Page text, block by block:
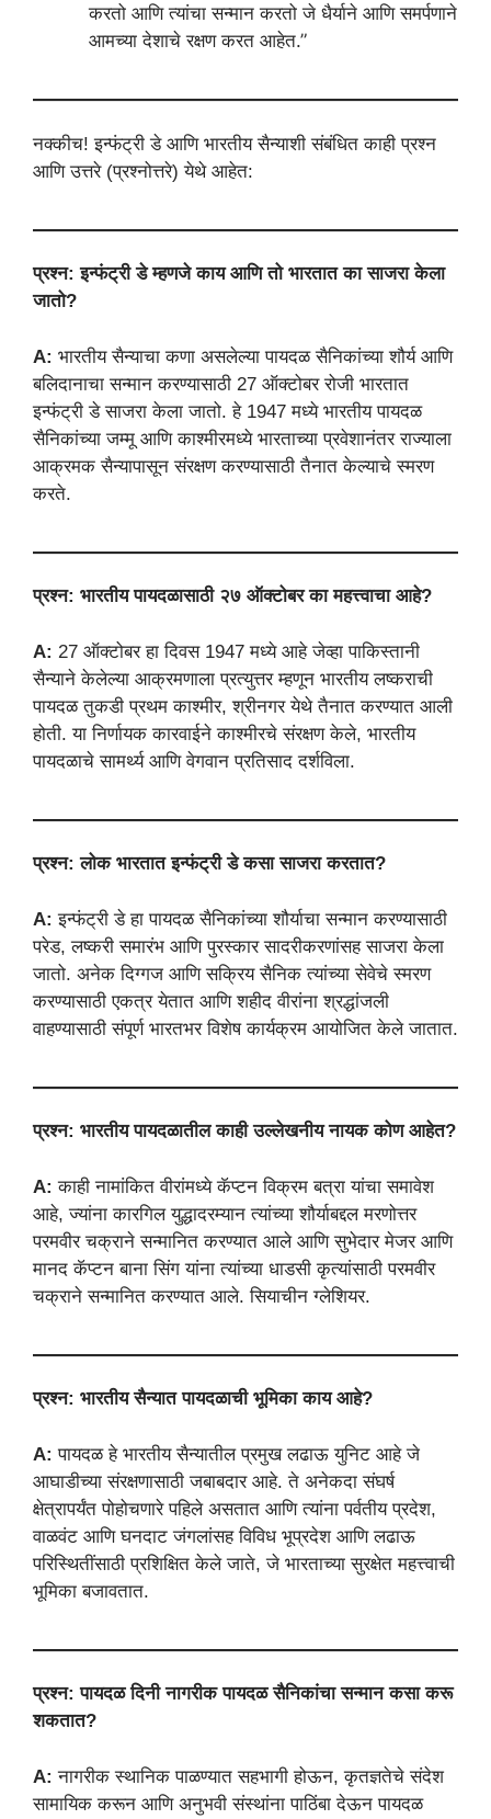
करतो आणि त्यांचा सन्मान करतो जे धैर्याने आणि समर्पणाने
आमच्या देशाचे रक्षण करत आहेत.”
नक्कीच! इन्फंट्री डे आणि भारतीय सैन्याशी संबंधित काही प्रश्न
आणि उत्तरे (प्रश्नोत्तरे) येथे आहेत:
प्रश्न: इन्फंट्री डे म्हणजे काय आणि तो भारतात का साजरा केला
जातो?
A: भारतीय सैन्याचा कणा असलेल्या पायदळ सैनिकांच्या शौर्य आणि
बलिदानाचा सन्मान करण्यासाठी 27 ऑक्टोबर रोजी भारतात
इन्फंट्री डे साजरा केला जातो. हे 1947 मध्ये भारतीय पायदळ
सैनिकांच्या जम्मू आणि काश्मीरमध्ये भारताच्या प्रवेशानंतर राज्याला
आक्रमक सैन्यापासून संरक्षण करण्यासाठी तैनात केल्याचे स्मरण
करते.
प्रश्न: भारतीय पायदळासाठी २७ ऑक्टोबर का महत्त्वाचा आहे?
A: 27 ऑक्टोबर हा दिवस 1947 मध्ये आहे जेव्हा पाकिस्तानी
सैन्याने केलेल्या आक्रमणाला प्रत्युत्तर म्हणून भारतीय लष्कराची
पायदळ तुकडी प्रथम काश्मीर, श्रीनगर येथे तैनात करण्यात आली
होती. या निर्णायक कारवाईने काश्मीरचे संरक्षण केले, भारतीय
पायदळाचे सामर्थ्य आणि वेगवान प्रतिसाद दर्शविला.
प्रश्न: लोक भारतात इन्फंट्री डे कसा साजरा करतात?
A: इन्फंट्री डे हा पायदळ सैनिकांच्या शौर्याचा सन्मान करण्यासाठी
परेड, लष्करी समारंभ आणि पुरस्कार सादरीकरणांसह साजरा केला
जातो. अनेक दिग्गज आणि सक्रिय सैनिक त्यांच्या सेवेचे स्मरण
करण्यासाठी एकत्र येतात आणि शहीद वीरांना श्रद्धांजली
वाहण्यासाठी संपूर्ण भारतभर विशेष कार्यक्रम आयोजित केले जातात.
प्रश्न: भारतीय पायदळातील काही उल्लेखनीय नायक कोण आहेत?
A: काही नामांकित वीरांमध्ये कॅप्टन विक्रम बत्रा यांचा समावेश
आहे, ज्यांना कारगिल युद्धादरम्यान त्यांच्या शौर्याबद्दल मरणोत्तर
परमवीर चक्राने सन्मानित करण्यात आले आणि सुभेदार मेजर आणि
मानद कॅप्टन बाना सिंग यांना त्यांच्या धाडसी कृत्यांसाठी परमवीर
चक्राने सन्मानित करण्यात आले. सियाचीन ग्लेशियर.
प्रश्न: भारतीय सैन्यात पायदळाची भूमिका काय आहे?
A: पायदळ हे भारतीय सैन्यातील प्रमुख लढाऊ युनिट आहे जे
आघाडीच्या संरक्षणासाठी जबाबदार आहे. ते अनेकदा संघर्ष
क्षेत्रापर्यंत पोहोचणारे पहिले असतात आणि त्यांना पर्वतीय प्रदेश,
वाळवंट आणि घनदाट जंगलांसह विविध भूप्रदेश आणि लढाऊ
परिस्थितींसाठी प्रशिक्षित केले जाते, जे भारताच्या सुरक्षेत महत्त्वाची
भूमिका बजावतात.
प्रश्न: पायदळ दिनी नागरीक पायदळ सैनिकांचा सन्मान कसा करू
शकतात?
A: नागरीक स्थानिक पाळण्यात सहभागी होऊन, कृतज्ञतेचे संदेश
सामायिक करून आणि अनुभवी संस्थांना पाठिंबा देऊन पायदळ